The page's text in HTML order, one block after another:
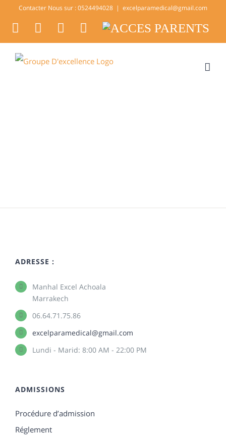
Contacter Nous sur : 0524494028 | excelparamedical@gmail.com
facebook
twitter youtubeinstagram
ACCES
PARENTS
ADRESSE :
Manhal Excel Achoala
Marrakech
06.64.71.75.86
excelparamedical@gmail.com
Lundi - Marid: 8:00 AM - 22:00 PM
ADMISSIONS
Procédure d’admission
Réglement